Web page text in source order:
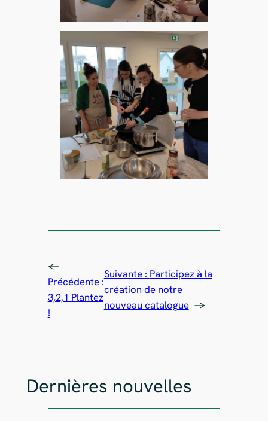
←
Précédente :
3,2,1 Plantez
!
Suivante : Participez à la
création de notre
nouveau catalogue →
Dernières nouvelles